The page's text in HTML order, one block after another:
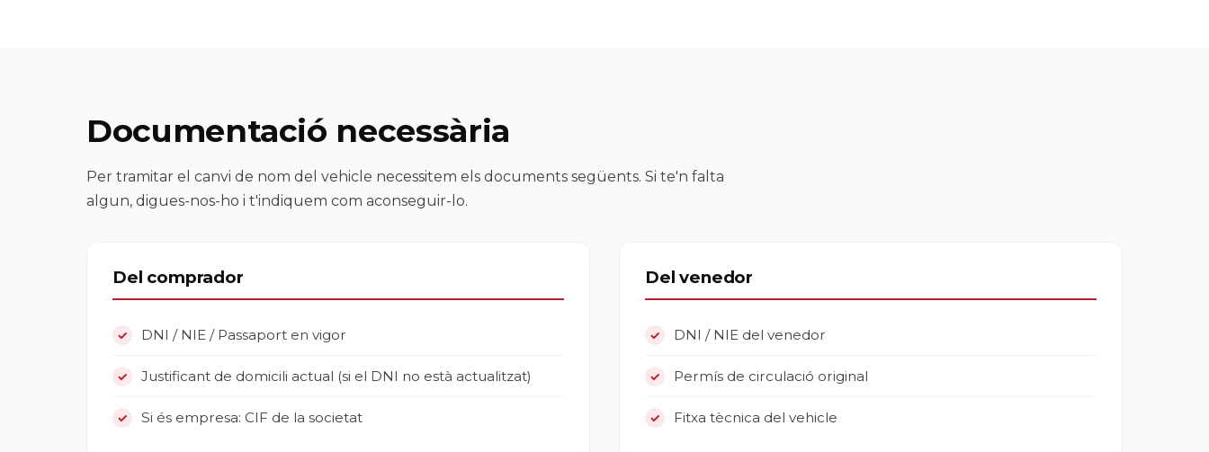
Documentació necessària
Per tramitar el canvi de nom del vehicle necessitem els documents següents. Si te'n falta
algun, digues-nos-ho i t'indiquem com aconseguir-lo.
Del comprador
DNI / NIE / Passaport en vigor
Justificant de domicili actual (si el DNI no està actualitzat)
Si és empresa: CIF de la societat
Del venedor
DNI / NIE del venedor
Permís de circulació original
Fitxa tècnica del vehicle